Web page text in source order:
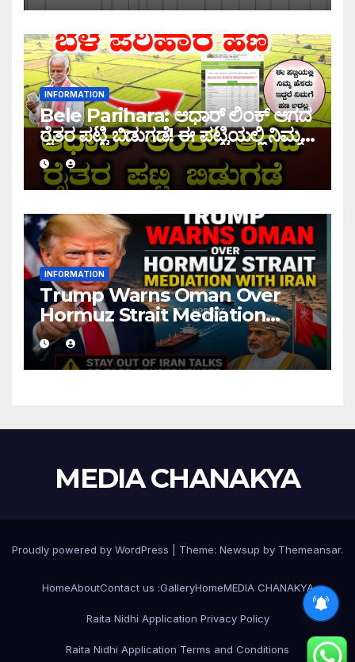
INFORMATION
Bele Parihara: ಆಧಾರ್ ಲಿಂಕ್ ಆಗದ
ರೈತರ ಪಟ್ಟಿ ಬಿಡುಗಡೆ! ಈ ಪಟ್ಟಿಯಲ್ಲಿ ನಿಮ್ಮ
ಹೆಸರು ಇದ್ದರೆ ನಿಮಗೆ ಹಣ ಜಮಾ ಆಗಲ್ಲ !
INFORMATION
Trump Warns Oman Over
Hormuz Strait Mediation
With Iran
MEDIA CHANAKYA
Proudly powered by WordPress Theme: Newsup by Themeansar.
HomeAboutContact us :GalleryHomeMEDIA CHANAKYA
Raita Nidhi Application Privacy Policy
Raita Nidhi Application Terms and Conditions